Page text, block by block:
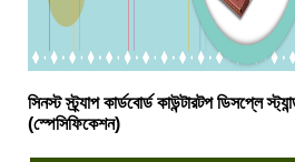
সিনস্ট স্ট্র্যাপ কার্ডবোর্ড কাউন্টারটপ ডিসপ্লে
(স্পেসিফিকেশন)